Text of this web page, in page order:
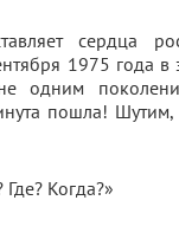
сердца
1975 года
одним
пошла! Шутим,